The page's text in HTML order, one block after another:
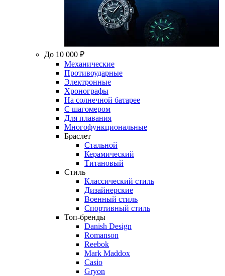
До 10 000 ₽
Механические
Противоударные
Электронные
Хронографы
На солнечной батарее
С шагомером
Для плавания
Многофункциональные
Браслет
Стальной
Керамический
Титановый
Стиль
Классический стиль
Дизайнерские
Военный стиль
Спортивный стиль
Топ-бренды
Danish Design
Romanson
Reebok
Mark Maddox
Casio
Gryon